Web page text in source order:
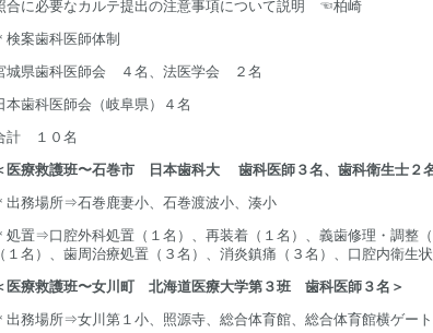
合に必要なカルテ提出の注意事項について説明 ☜柏崎
検案歯科医師体制
城県歯科医師会 ４名、法医学会 ２名
本歯科医師会（岐阜県）４名
計 １０名
医療救護班〜石巻市 日本歯科大 歯科医師３名、歯科衛生士２
出務場所⇒石巻鹿妻小、石巻渡波小、湊小
処置⇒口腔外科処置（１名）、再装着（１名）、義歯修理・調整
（１名）、歯周治療処置（３名）、消炎鎮痛（３名）、口腔内衛生
医療救護班〜女川町 北海道医療大学第３班 歯科医師３名＞
出務場所⇒女川第１小、照源寺、総合体育館、総合体育館横ゲー